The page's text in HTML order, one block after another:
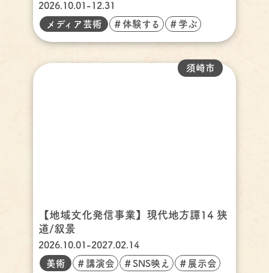
2026.10.01-12.31
メディア芸術
＃体験する ＃学ぶ
【地域文化発信事業】現代地方譚14 狭
道/叙景
須崎市
2026.10.01-2027.02.14
美術
＃講演会 ＃SNS映え ＃展示会